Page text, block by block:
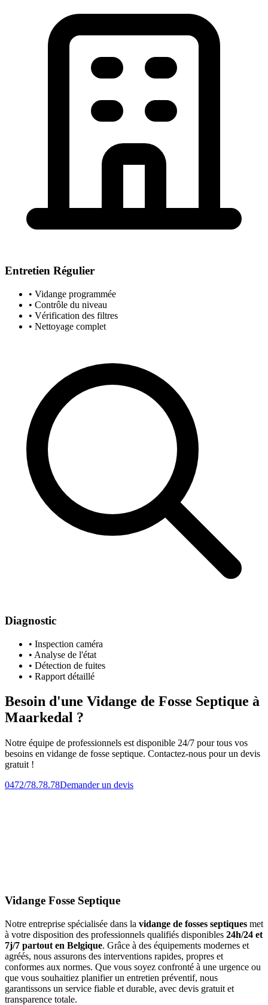
Entretien Régulier
• Vidange programmée
• Contrôle du niveau
• Vérification des filtres
• Nettoyage complet
Diagnostic
• Inspection caméra
• Analyse de l'état
• Détection de fuites
• Rapport détaillé
Besoin d'une Vidange de Fosse Septique à
Maarkedal ?
Notre équipe de professionnels est disponible 24/7 pour tous vos
besoins en vidange de fosse septique. Contactez-nous pour un devis
gratuit !
0472/78.78.78Demander un devis
Vidange Fosse Septique
Notre entreprise spécialisée dans la vidange de fosses septiques met
à votre disposition des professionnels qualifiés disponibles 24h/24 et
7j/7 partout en Belgique. Grâce à des équipements modernes et
agréés, nous assurons des interventions rapides, propres et
conformes aux normes. Que vous soyez confronté à une urgence ou
que vous souhaitiez planifier un entretien préventif, nous
garantissons un service fiable et durable, avec devis gratuit et
transparence totale.